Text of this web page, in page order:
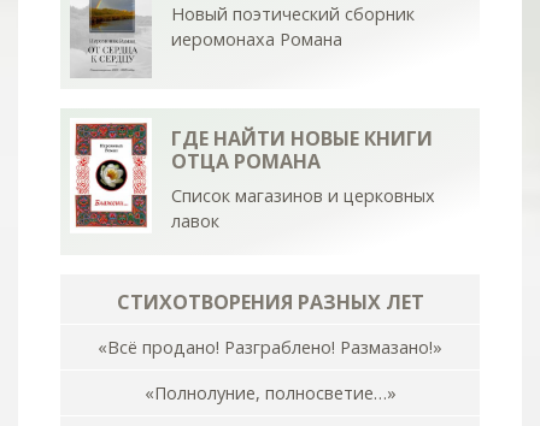
Новый поэтический сборник
иеромонаха Романа
ГДЕ НАЙТИ НОВЫЕ КНИГИ
ОТЦА РОМАНА
Список магазинов и церковных
лавок
СТИХОТВОРЕНИЯ РАЗНЫХ ЛЕТ
«Всё продано! Разграблено! Размазано!»
«Полнолуние, полносветие…»